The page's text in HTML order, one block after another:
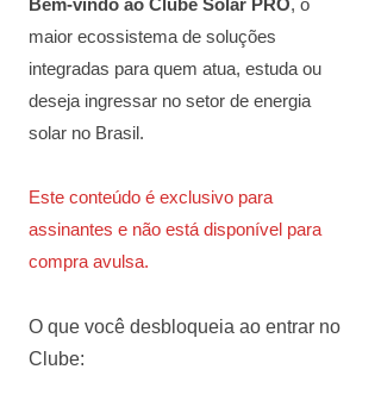
Bem-vindo ao Clube Solar PRO, o
maior ecossistema de soluções
integradas para quem atua, estuda ou
deseja ingressar no setor de energia
solar no Brasil.
Este conteúdo é exclusivo para
assinantes e não está disponível para
compra avulsa.
O que você desbloqueia ao entrar no
Clube: